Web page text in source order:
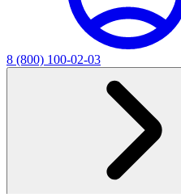
8 (800) 100-02-03